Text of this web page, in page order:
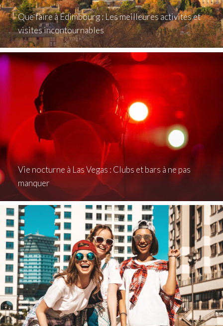
Que faire à Édimbourg : Les meilleures activités et
visites incontournables
Vie nocturne à Las Vegas : Clubs et bars à ne pas
manquer